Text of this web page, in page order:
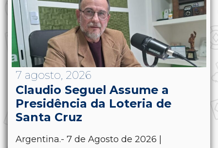
7 agosto, 2026
Claudio Seguel Assume a
Presidência da Loteria de
Santa Cruz
Argentina.- 7 de Agosto de 2026 |